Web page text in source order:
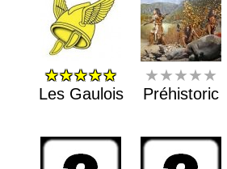
★★★★★
Les Gaulois
★★★★★
Préhistoric